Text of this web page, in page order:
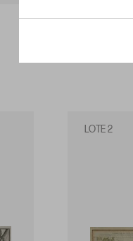
LOTE 2